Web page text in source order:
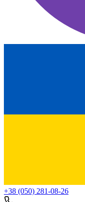
+38 (050) 281-08-26